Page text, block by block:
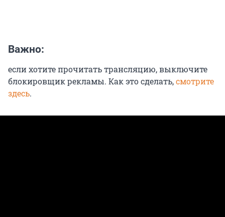
Важно:
если хотите прочитать трансляцию, выключите
блокировщик рекламы. Как это сделать,смотрите
здесь.